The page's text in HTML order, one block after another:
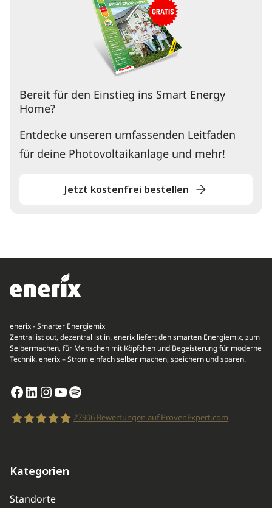
Bereit für den Einstieg ins Smart Energy
Home?
Entdecke unseren umfassenden Leitfaden
für deine Photovoltaikanlage und mehr!
Jetzt kostenfrei bestellen
enerix - Smarter Energiemix
Zentral ist out, dezentral ist in. enerix liefert den smarten Energiemix, zum
Selbermachen, für Menschen mit Köpfchen und Begeisterung für moderne
Technik. enerix – Strom einfach selber machen, speichern und sparen.
Facebook
LinkedIn
Instagram
YouTube
Spotify
27906Bewertungen auf ProvenExpert.com
Kategorien
Standorte